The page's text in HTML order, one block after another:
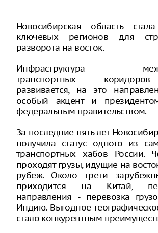
Новосибирская область
ключевых регионов для
разворота на восток.
Инфраструктура
транспортных
развивается, на это
особый акцент и
федеральным правительством.
За последние пять лет
получила статус одного из
транспортных хабов России.
проходят грузы, идущие на
рубеж. Около трети
приходится на Китай,
направления - перевозка
Индию. Выгодное
стало конкурентным